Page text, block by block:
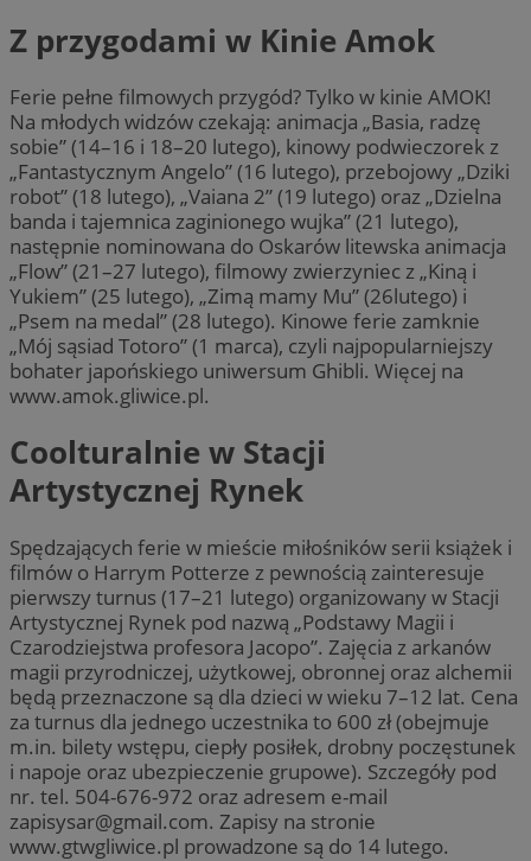
Z przygodami w Kinie Amok
Ferie pełne filmowych przygód? Tylko w kinie AMOK!
Na młodych widzów czekają: animacja „Basia, radzę
sobie” (14–16 i 18–20 lutego), kinowy podwieczorek z
„Fantastycznym Angelo” (16 lutego), przebojowy „Dziki
robot” (18 lutego), „Vaiana 2” (19 lutego) oraz „Dzielna
banda i tajemnica zaginionego wujka” (21 lutego),
następnie nominowana do Oskarów litewska animacja
„Flow” (21–27 lutego), filmowy zwierzyniec z „Kiną i
Yukiem” (25 lutego), „Zimą mamy Mu” (26lutego) i
„Psem na medal” (28 lutego). Kinowe ferie zamknie
„Mój sąsiad Totoro” (1 marca), czyli najpopularniejszy
bohater japońskiego uniwersum Ghibli. Więcej na
www.amok.gliwice.pl.
Coolturalnie w Stacji
Artystycznej Rynek
Spędzających ferie w mieście miłośników serii książek i
filmów o Harrym Potterze z pewnością zainteresuje
pierwszy turnus (17–21 lutego) organizowany w Stacji
Artystycznej Rynek pod nazwą „Podstawy Magii i
Czarodziejstwa profesora Jacopo”. Zajęcia z arkanów
magii przyrodniczej, użytkowej, obronnej oraz alchemii
będą przeznaczone są dla dzieci w wieku 7–12 lat. Cena
za turnus dla jednego uczestnika to 600 zł (obejmuje
m.in. bilety wstępu, ciepły posiłek, drobny poczęstunek
i napoje oraz ubezpieczenie grupowe). Szczegóły pod
nr. tel. 504-676-972 oraz adresem e-mail
zapisysar@gmail.com. Zapisy na stronie
www.gtwgliwice.pl prowadzone są do 14 lutego.